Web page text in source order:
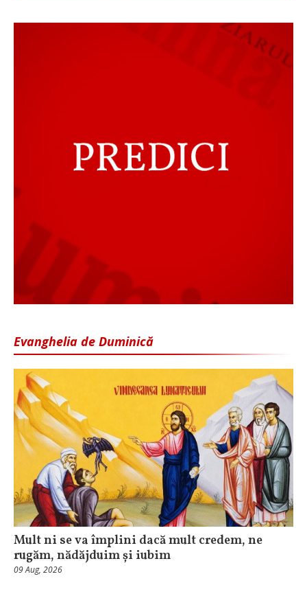
Evanghelia de Duminică
Mult ni se va împlini dacă mult credem, ne
rugăm, nădăjduim și iubim
09 Aug, 2026